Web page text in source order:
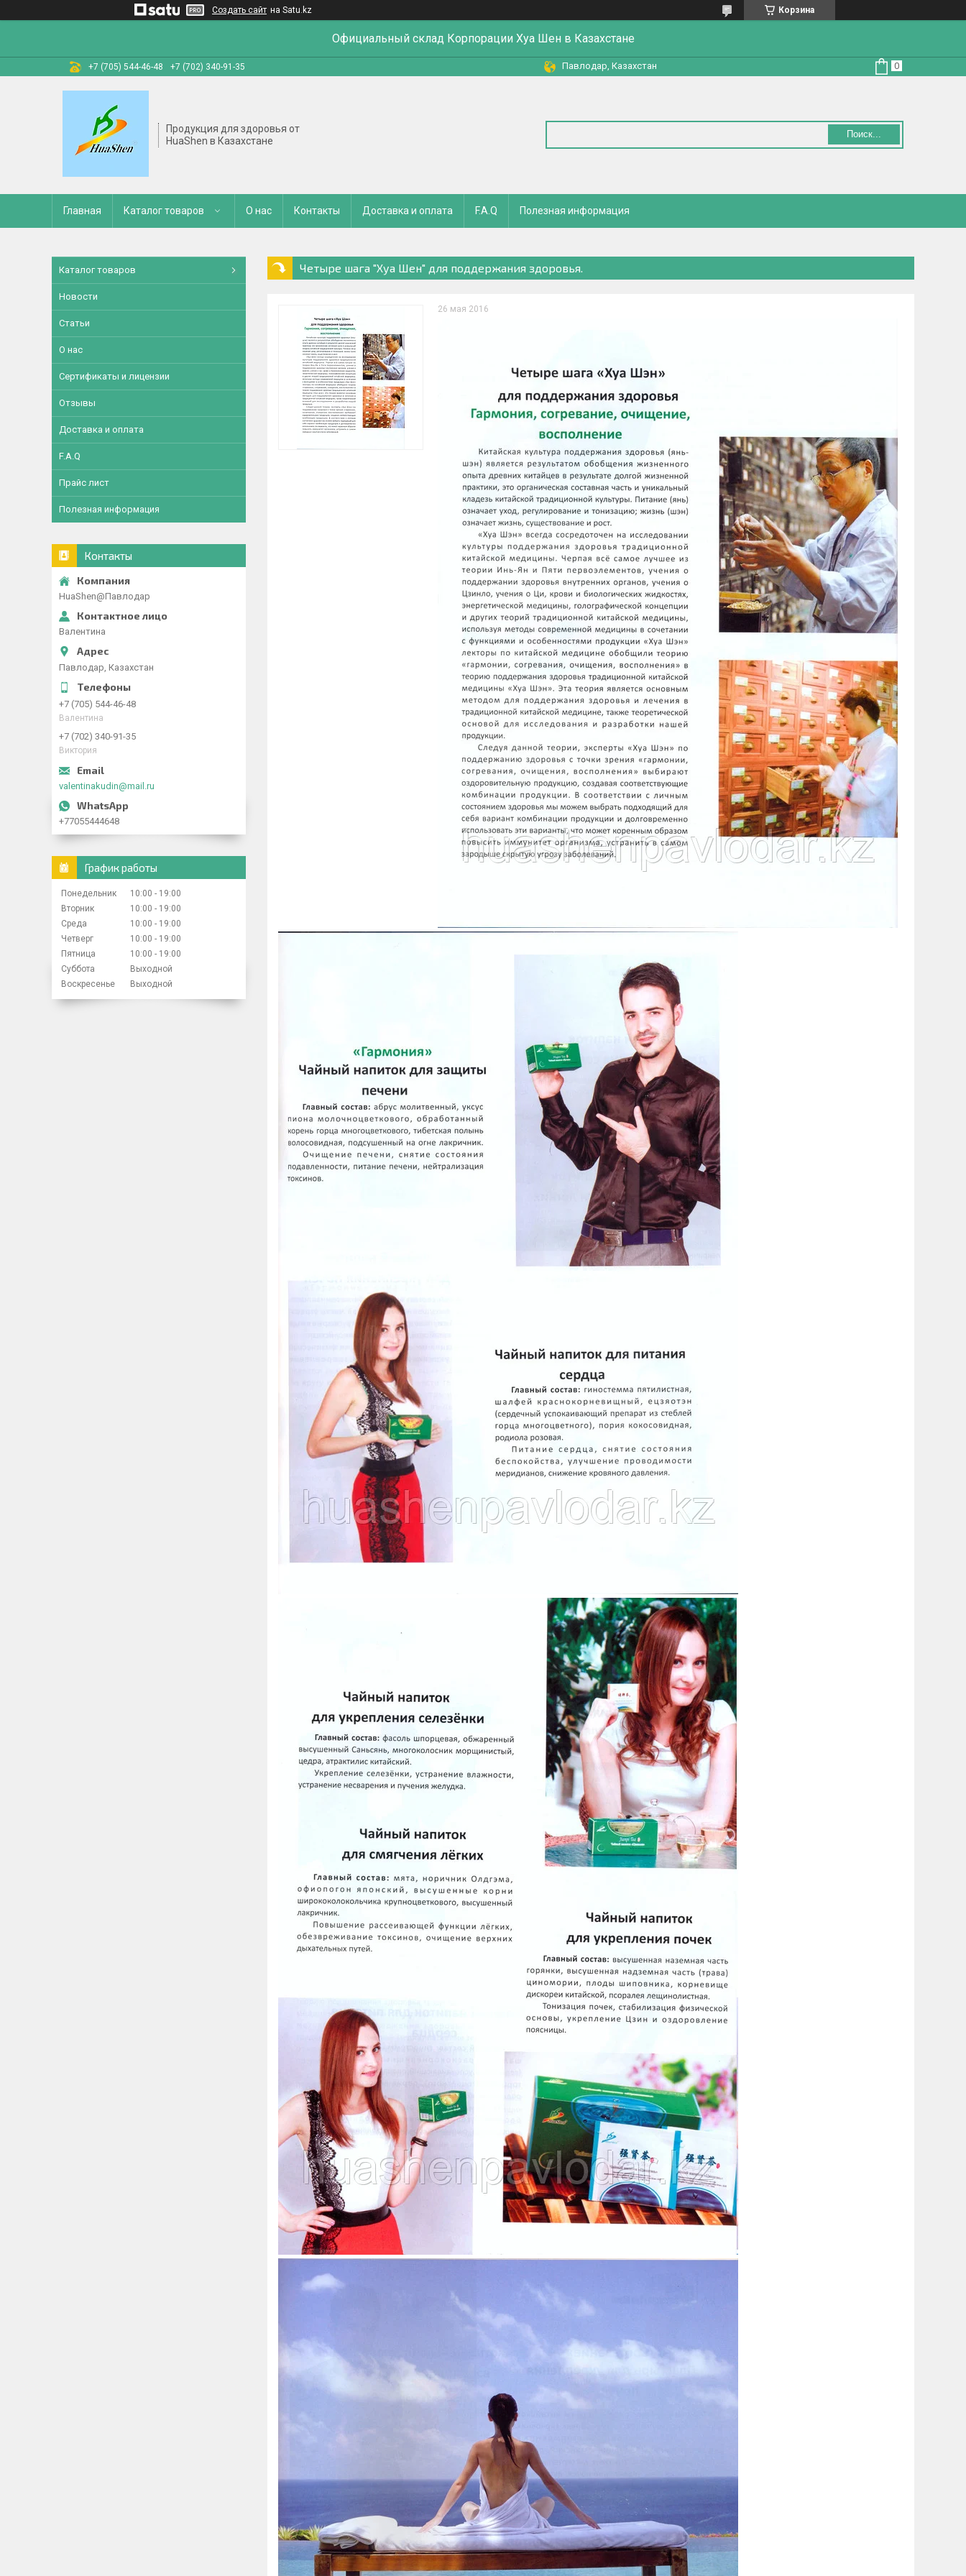
Создать сайт на Satu.kz Корзина
Официальный склад Корпорации Хуа Шен в Казахстане
+7 (705) 544-46-48 +7 (702) 340-91-35 Павлодар, Казахстан
Продукция для здоровья от
HuaShen в Казахстане
Поиск...
Главная Каталог товаров О нас Контакты Доставка и оплата F.A.Q Полезная информация
Четыре шага "Хуа Шен" для поддержания здоровья.
26 мая 2016
Каталог товаров
Новости
Статьи
О нас
Сертификаты и лицензии
Отзывы
Доставка и оплата
F.A.Q
Прайс лист
Полезная информация
Контакты
HuaShen@Павлодар
Валентина
Павлодар, Казахстан
+7 (705) 544-46-48
Валентина
+7 (702) 340-91-35
Виктория
valentinakudin@mail.ru
+77055444648
График работы
Понедельник 10:00
19:00
Вторник
10:00
19:00
Среда
10:00
19:00
Четверг
10:00
19:00
Пятница
10:00
19:00
Суббота
Выходной
Воскресенье
Выходной